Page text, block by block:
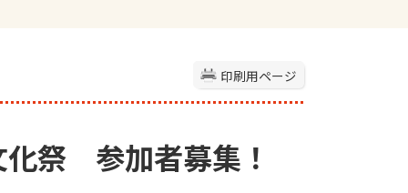
印刷用ページ
祭 参加者募集！